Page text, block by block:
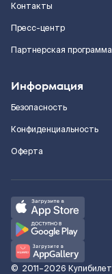
Контакты
Пресс-центр
Партнерская программа
Информация
Безопасность
Конфиденциальность
Оферта
© 2011–2026 Купибилет